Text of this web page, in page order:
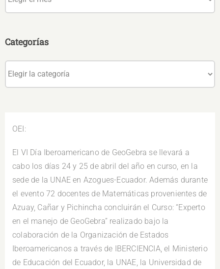
OEI:
El VI Día Iberoamericano de GeoGebra se llevará a
cabo los días 24 y 25 de abril del año en curso, en la
sede de la UNAE en Azogues-Ecuador. Además durante
el evento 72 docentes de Matemáticas provenientes de
Azuay, Cañar y Pichincha concluirán el Curso: “Experto
en el manejo de GeoGebra” realizado bajo la
colaboración de la Organización de Estados
Iberoamericanos a través de IBERCIENCIA, el Ministerio
de Educación del Ecuador, la UNAE, la Universidad de
Categorías